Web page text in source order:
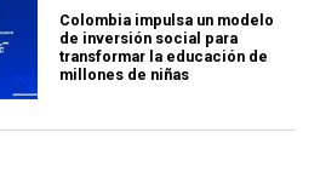
Colombia impulsa un modelo
de inversión social para
transformar la educación de
millones de niñas